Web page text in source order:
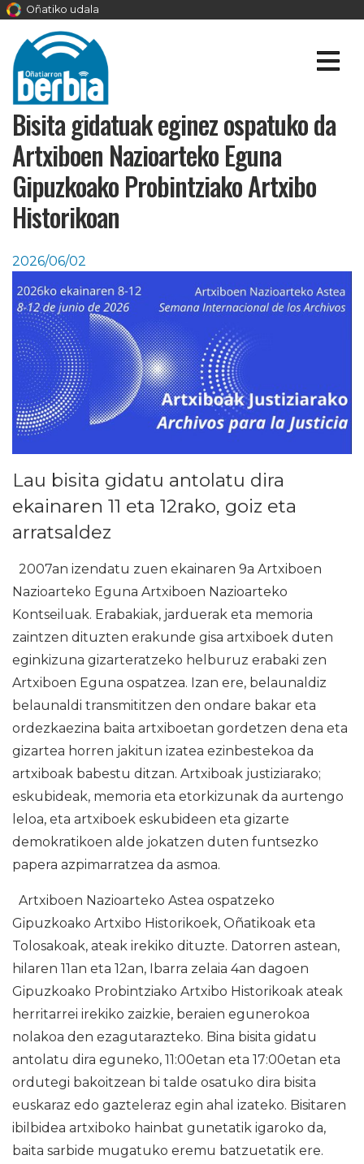
Oñatiko udala
Bisita gidatuak eginez ospatuko da
Artxiboen Nazioarteko Eguna
Gipuzkoako Probintziako Artxibo
Historikoan
2026/06/02
Lau bisita gidatu antolatu dira
ekainaren 11 eta 12rako, goiz eta
arratsaldez
2007an izendatu zuen ekainaren 9a Artxiboen
Nazioarteko Eguna Artxiboen Nazioarteko
Kontseiluak. Erabakiak, jarduerak eta memoria
zaintzen dituzten erakunde gisa artxiboek duten
eginkizuna gizarteratzeko helburuz erabaki zen
Artxiboen Eguna ospatzea. Izan ere, belaunaldiz
belaunaldi transmititzen den ondare bakar eta
ordezkaezina baita artxiboetan gordetzen dena eta
gizartea horren jakitun izatea ezinbestekoa da
artxiboak babestu ditzan. Artxiboak justiziarako;
eskubideak, memoria eta etorkizunak da aurtengo
leloa, eta artxiboek eskubideen eta gizarte
demokratikoen alde jokatzen duten funtsezko
papera azpimarratzea da asmoa.
Artxiboen Nazioarteko Astea ospatzeko
Gipuzkoako Artxibo Historikoek, Oñatikoak eta
Tolosakoak, ateak irekiko dituzte. Datorren astean,
hilaren 11an eta 12an, Ibarra zelaia 4an dagoen
Gipuzkoako Probintziako Artxibo Historikoak ateak
herritarrei irekiko zaizkie, beraien egunerokoa
nolakoa den ezagutarazteko. Bina bisita gidatu
antolatu dira eguneko, 11:00etan eta 17:00etan eta
ordutegi bakoitzean bi talde osatuko dira bisita
euskaraz edo gazteleraz egin ahal izateko. Bisitaren
ibilbidea artxiboko hainbat gunetatik igaroko da,
baita sarbide mugatuko eremu batzuetatik ere.